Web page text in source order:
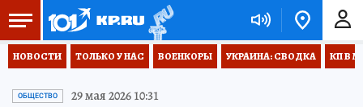
НОВОСТИ ТОЛЬКО У НАС ВОЕНКОРЫ УКРАИНА: СВОДКА КП В
ОБЩЕСТВО 29 мая 2026 10:31